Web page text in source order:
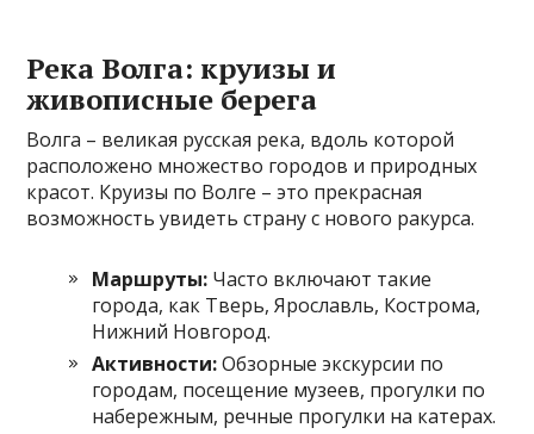
Река Волга: круизы и
живописные берега
Волга – великая русская река, вдоль которой
расположено множество городов и природных
красот. Круизы по Волге – это прекрасная
возможность увидеть страну с нового ракурса.
Маршруты: Часто включают такие
города, как Тверь, Ярославль, Кострома,
Нижний Новгород.
Активности:Обзорные экскурсии по
городам, посещение музеев, прогулки по
набережным, речные прогулки на катерах.